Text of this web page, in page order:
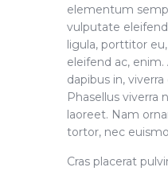
elementum
vulputate
ligula, porttitor
eleifend ac,
dapibus in,
Phasellus viverra
laoreet. Nam
tortor, nec
Cras placerat